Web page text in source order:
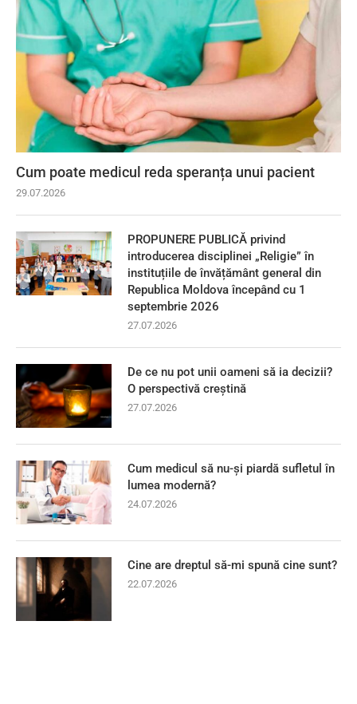
Cum poate medicul reda speranța unui pacient
29.07.2026
PROPUNERE PUBLICĂ privind
introducerea disciplinei „Religie” în
instituțiile de învățământ general din
Republica Moldova începând cu 1
septembrie 2026
27.07.2026
De ce nu pot unii oameni să ia decizii?
O perspectivă creștină
27.07.2026
Cum medicul să nu-și piardă sufletul în
lumea modernă?
24.07.2026
Cine are dreptul să-mi spună cine sunt?
22.07.2026